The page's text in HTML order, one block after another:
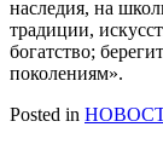
наследия, на
традиции,
богатство;
поколениям».
Posted in